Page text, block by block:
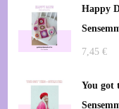
Happy
7,45€
You got